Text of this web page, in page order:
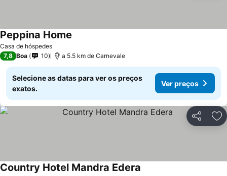
Casa de hóspedes
Peppina Home
7,8 Boa 10 a 5.5 km de Carnevale
Selecione as datas para ver os preços
exatos.
Ver preços
Partilhar
Country Hotel Mandra Edera